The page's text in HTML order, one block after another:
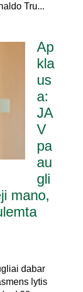
Tru...
Ap
kla
us
a:
JA
V
pa
au
gli
mano,
dabar
lytis